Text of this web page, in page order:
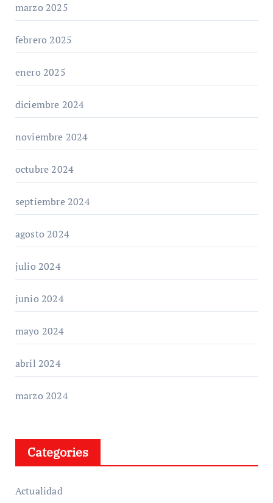
marzo 2025
febrero 2025
enero 2025
diciembre 2024
noviembre 2024
octubre 2024
septiembre 2024
agosto 2024
julio 2024
junio 2024
mayo 2024
abril 2024
marzo 2024
Categories
Actualidad